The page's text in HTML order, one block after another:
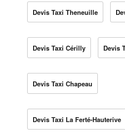
Devis Taxi Theneuille
Devis Taxi Cérilly Devis
Devis Taxi Chapeau
Devis Taxi La Ferté-Hauterive